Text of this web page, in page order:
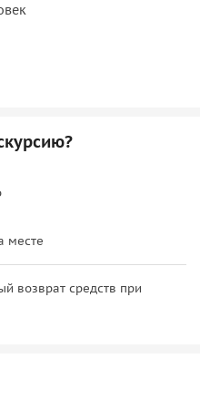
месте
возврат средств при